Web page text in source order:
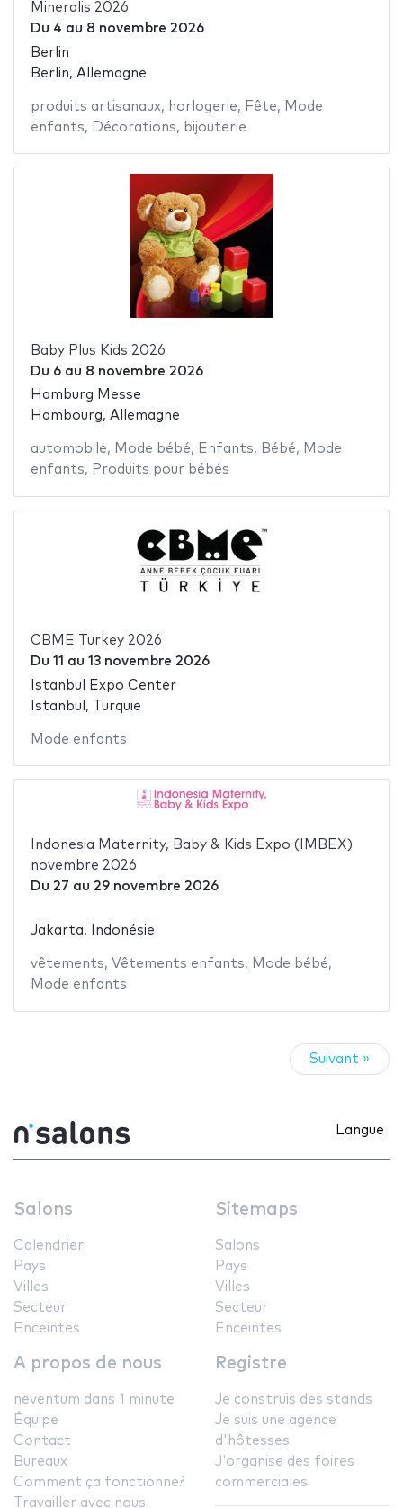
Mineralis 2026
Du 4 au 8 novembre 2026
Berlin
Berlin, Allemagne
produits artisanaux, horlogerie, Fête, Mode
enfants, Décorations, bijouterie
Baby Plus Kids 2026
Du 6au 8 novembre 2026
Hamburg Messe
Hambourg, Allemagne
automobile, Mode bébé, Enfants, Bébé, Mode
enfants, Produits pour bébés
CBME Turkey 2026
Du 11 au 13 novembre 2026
Istanbul Expo Center
Istanbul, Turquie
Mode enfants
Indonesia Maternity, Baby & Kids Expo (IMBEX)
novembre 2026
Du 27 au 29 novembre 2026
Jakarta, Indonésie
vêtements, Vêtements enfants, Mode bébé,
Mode enfants
Suivant »
Langue
Salons
Calendrier
Pays
Villes
Secteur
Enceintes
Sitemaps
Salons
Pays
Villes
Secteur
Enceintes
A propos de nous
neventum dans 1 minute
Équipe
Contact
Bureaux
Comment ça fonctionne?
Travailler avec nous
Registre
Je construis des stands
Je suis une agence
d'hôtesses
J'organise des foires
commerciales